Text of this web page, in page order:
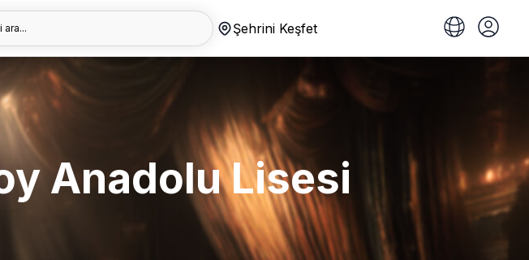
ara... Şehrini Keşfet
Anadolu Lisesi